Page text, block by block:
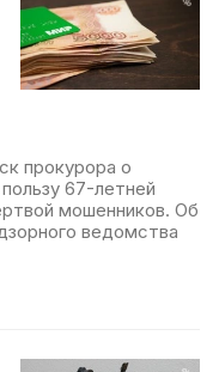
прокурора о
67-летней
мошенников. Об
ведомства